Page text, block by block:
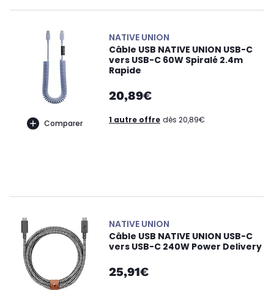
Comparer
NATIVE UNION
Câble USB NATIVE UNION USB-C
vers USB-C 60W Spiralé 2.4m
Rapide
20,89€
1 autre offre dès 20,89€
NATIVE UNION
Câble USB NATIVE UNION USB-C
vers USB-C 240W Power Delivery
25,91€